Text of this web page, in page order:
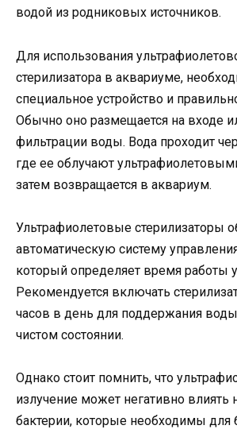
водой из родниковых источников.
Для использования
стерилизатора в аквариуме,
специальное устройство и
Обычно оно размещается на входе
фильтрации воды. Вода проходит
где ее облучают
затем возвращается в аквариум.
Ультрафиолетовые стерилизаторы
автоматическую систему
который определяет время работы
Рекомендуется включать
часов в день для поддержания
чистом состоянии.
Однако стоит помнить, что
излучение может негативно влиять
бактерии, которые необходимы для